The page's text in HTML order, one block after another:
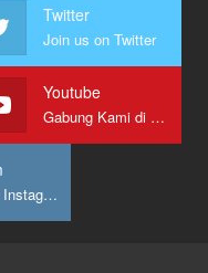
Twitter
Join us on Twitter
Youtube
Gabung Kami di Youtube
Join us on Instagram